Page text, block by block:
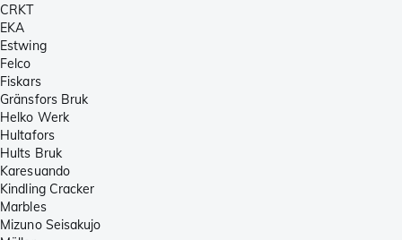
CRKT
EKA
Estwing
Felco
Fiskars
Gränsfors Bruk
Helko Werk
Hultafors
Hults Bruk
Karesuando
Kindling Cracker
Marbles
Mizuno Seisakujo